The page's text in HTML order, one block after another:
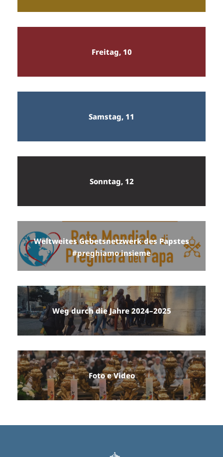
Freitag, 10
Samstag, 11
Sonntag, 12
Weltweites Gebetsnetzwerk des Papstes
#preghiamo insieme
Weg durch die Jahre 2024–2025
Foto e Video